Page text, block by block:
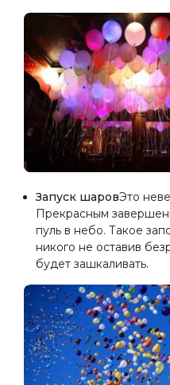
Запуск шаровЭто
Прекрасным
пуль в небо. Такое
никого не оставив
будет зашкаливать.